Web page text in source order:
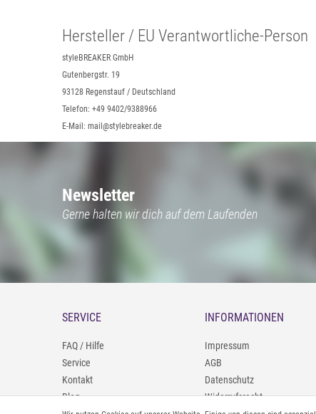
Hersteller / EU Verantwortliche-Person
styleBREAKER GmbH
Gutenbergstr. 19
93128 Regenstauf / Deutschland
Telefon: +49 9402/9388966
E-Mail: mail@stylebreaker.de
Newsletter
Gerne halten wir dich auf dem Laufenden
SERVICE
FAQ / Hilfe
Service
Kontakt
Blog
INFORMATIONEN
Impressum
AGB
Datenschutz
Widerrufsrecht